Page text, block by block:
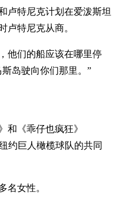
卢特尼克计划在爱泼斯坦
卢特尼克从商。
他们的船应该在哪里停
岛驶向你们那里。”
和《乖仔也疯狂》
约巨人橄榄球队的共同
名女性。